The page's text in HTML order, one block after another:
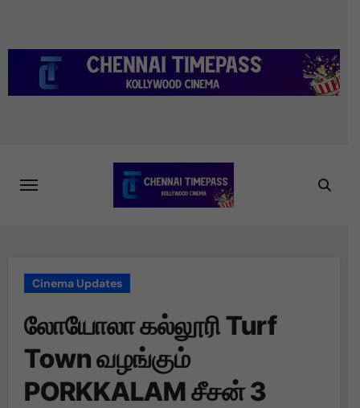
content
Cinema Updates
லோயோலா கல்லூரி Turf
Town வழங்கும்
PORKKALAM சீசன் 3